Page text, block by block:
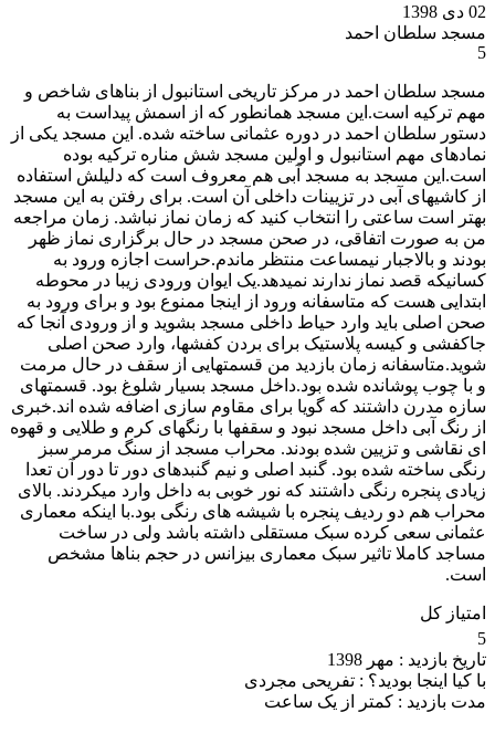
02 دی 1398
مسجد سلطان احمد
5
مسجد سلطان احمد در مرکز تاریخی استانبول از بناهای شاخص و
مهم ترکیه است.این مسجد همانطور که از اسمش پیداست به
دستور سلطان احمد در دوره عثمانی ساخته شده. این مسجد یکی از
نمادهای مهم استانبول و اولین مسجد شش مناره ترکیه بوده
است.این مسجد به مسجد آبی هم معروف است که دلیلش استفاده
از کاشیهای آبی در تزیینات داخلی آن است. برای رفتن به این مسجد
بهتر است ساعتی را انتخاب کنید که زمان نماز نباشد. زمان مراجعه
من به صورت اتفاقی، در صحن مسجد در حال برگزاری نماز ظهر
بودند و بالاجبار نیمساعت منتظر ماندم.حراست اجازه ورود به
کسانیکه قصد نماز ندارند نمیدهد.یک ایوان ورودی زیبا در محوطه
ابتدایی هست که متاسفانه ورود از اینجا ممنوع بود و برای ورود به
صحن اصلی باید وارد حیاط داخلی مسجد بشوید و از ورودی آنجا که
جاکفشی و کیسه پلاستیک برای بردن کفشها، وارد صحن اصلی
شوید.متاسفانه زمان بازدید من قسمتهایی از سقف در حال مرمت
و با چوب پوشانده شده بود.داخل مسجد بسیار شلوغ بود. قسمتهای
سازه مدرن داشتند که گویا برای مقاوم سازی اضافه شده اند.خبری
از رنگ آبی داخل مسجد نبود و سقفها با رنگهای کرم و طلایی و قهوه
ای نقاشی و تزیین شده بودند. محراب مسجد از سنگ مرمر سبز
رنگی ساخته شده بود. گنبد اصلی و نیم گنبدهای دور تا دور آن تعدا
زیادی پنجره رنگی داشتند که نور خوبی به داخل وارد میکردند. بالای
محراب هم دو ردیف پنجره با شیشه های رنگی بود.با اینکه معماری
عثمانی سعی کرده سبک مستقلی داشته باشد ولی در ساخت
مساجد کاملا تاثیر سبک معماری بیزانس در حجم بناها مشخص
است.
امتیاز کل
5
تاریخ بازدید : مهر 1398
با کیا اینجا بودید؟ : تفریحی مجردی
مدت بازدید : کمتر از یک ساعت